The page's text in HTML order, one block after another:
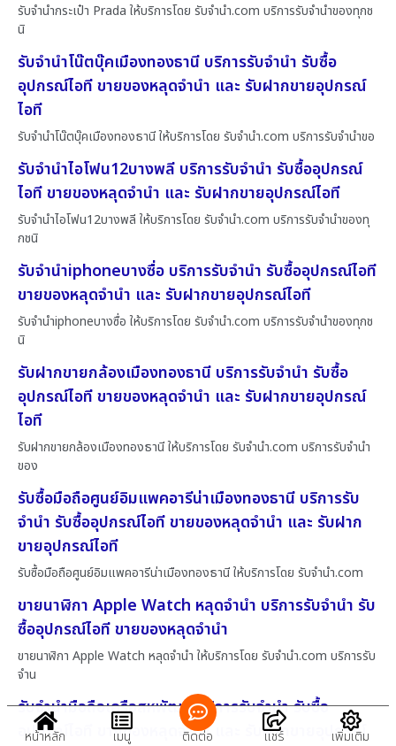
รับจำนำกระเป๋า Prada ให้บริการโดย รับจํานํา.com บริการรับจำนำของทุกช
นิ
รับจำนำโน๊ตบุ๊คเมืองทองธานี บริการรับจำนำ รับซื้อ
อุปกรณ์ไอที ขายของหลุดจำนำ และ รับฝากขายอุปกรณ์
ไอที
รับจำนำโน๊ตบุ๊คเมืองทองธานี ให้บริการโดย รับจํานํา.com บริการรับจำนำขอ
รับจำนำไอโฟน12บางพลี บริการรับจำนำ รับซื้ออุปกรณ์
ไอที ขายของหลุดจำนำ และ รับฝากขายอุปกรณ์ไอที
รับจำนำไอโฟน12บางพลี ให้บริการโดย รับจํานํา.com บริการรับจำนำของทุ
กชนิ
รับจำนำiphoneบางซื่อ บริการรับจำนำ รับซื้ออุปกรณ์ไอที
ขายของหลุดจำนำ และ รับฝากขายอุปกรณ์ไอที
รับจำนำiphoneบางซื่อ ให้บริการโดย รับจํานํา.com บริการรับจำนำของทุกช
นิ
รับฝากขายกล้องเมืองทองธานี บริการรับจำนำ รับซื้อ
อุปกรณ์ไอที ขายของหลุดจำนำ และ รับฝากขายอุปกรณ์
ไอที
รับฝากขายกล้องเมืองทองธานี ให้บริการโดย รับจํานํา.com บริการรับจำนำ
ของ
รับซื้อมือถือศูนย์อิมแพคอารีน่าเมืองทองธานี บริการรับ
จำนำ รับซื้ออุปกรณ์ไอที ขายของหลุดจำนำ และ รับฝาก
ขายอุปกรณ์ไอที
รับซื้อมือถือศูนย์อิมแพคอารีน่าเมืองทองธานี ให้บริการโดย รับจํานํา.com
ขายนาฬิกา Apple Watch หลุดจำนำ บริการรับจำนำ รับ
ซื้ออุปกรณ์ไอที ขายของหลุดจำนำ
ขายนาฬิกา Apple Watch หลุดจำนำ ให้บริการโดย รับจํานํา.com บริการรับ
จำน
รับจำนำมือถือเครือสหพัฒน์ บริการรับจำนำ รับซื้อ
อุปกรณ์ไอที ขายของหลุดจำนำ และ รับฝากขายอุปกรณ์
หน้าหลัก เมนู ติดต่อ แชร์ เพิ่มเติม